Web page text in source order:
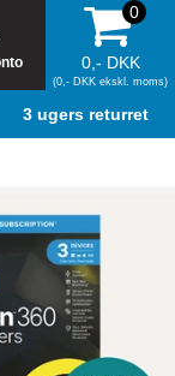
0
0,- DKK
(0,- DKK ekskl. moms)
3 ugers returret